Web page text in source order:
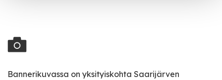
Bannerikuvassa on yksityiskohta Saarijärven